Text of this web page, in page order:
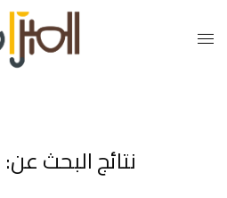
نتائج البحث عن: